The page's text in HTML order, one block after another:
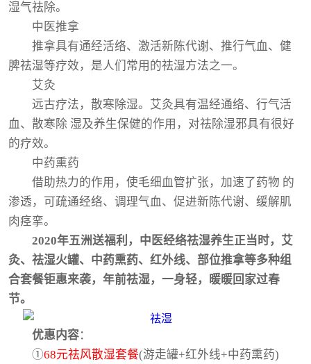
湿气祛除。
中医推拿
推拿具有通经活络、激活新陈代谢、推行气血、健
脾祛湿等疗效，是人们常用的祛湿方法之一。
艾灸
远古疗法，散寒除湿。艾灸具有温经通络、行气活
血、散寒除 湿及养生保健的作用，对祛除湿邪具有很好
的疗效。
中药熏药
借助热力的作用，使毛细血管扩张，加速了药物 的
渗透，可疏通经络、调理气血、促进新陈代谢、缓解肌
肉痉挛。
2020年五洲送福利，中医经络祛湿养生正当时，艾
灸、祛湿火罐、中药熏药、红外线、部位推拿等多种组
合套餐钜惠来袭，年前祛湿，一身轻，暖暖回家过春
节。
优惠内容：
①68元祛风散湿套餐(游走罐+红外线+中药熏药)